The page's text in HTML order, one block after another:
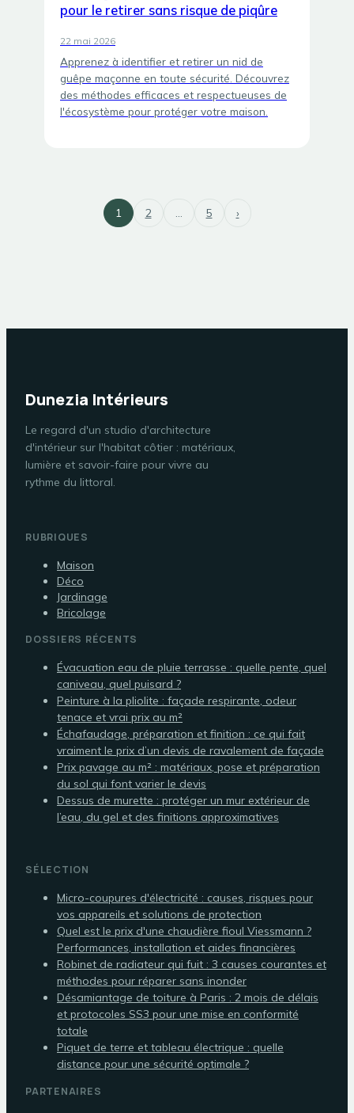
pour le retirer sans risque de piqûre
22 mai 2026
Apprenez à identifier et retirer un nid de
guêpe maçonne en toute sécurité. Découvrez
des méthodes efficaces et respectueuses de
l'écosystème pour protéger votre maison.
1 2 … 5 ›
Dunezia Intérieurs
Le regard d'un studio d'architecture
d'intérieur sur l'habitat côtier : matériaux,
lumière et savoir-faire pour vivre au
rythme du littoral.
RUBRIQUES
Maison
Déco
Jardinage
Bricolage
DOSSIERS RÉCENTS
Évacuation eau de pluie terrasse : quelle pente, quel
caniveau, quel puisard ?
Peinture à la pliolite : façade respirante, odeur
tenace et vrai prix au m²
Échafaudage, préparation et finition : ce qui fait
vraiment le prix d’un devis de ravalement de façade
Prix pavage au m² : matériaux, pose et préparation
du sol qui font varier le devis
Dessus de murette : protéger un mur extérieur de
l’eau, du gel et des finitions approximatives
SÉLECTION
Micro-coupures d'électricité : causes, risques pour
vos appareils et solutions de protection
Quel est le prix d'une chaudière fioul Viessmann ?
Performances, installation et aides financières
Robinet de radiateur qui fuit : 3 causes courantes et
méthodes pour réparer sans inonder
Désamiantage de toiture à Paris : 2 mois de délais
et protocoles SS3 pour une mise en conformité
totale
Piquet de terre et tableau électrique : quelle
distance pour une sécurité optimale ?
PARTENAIRES